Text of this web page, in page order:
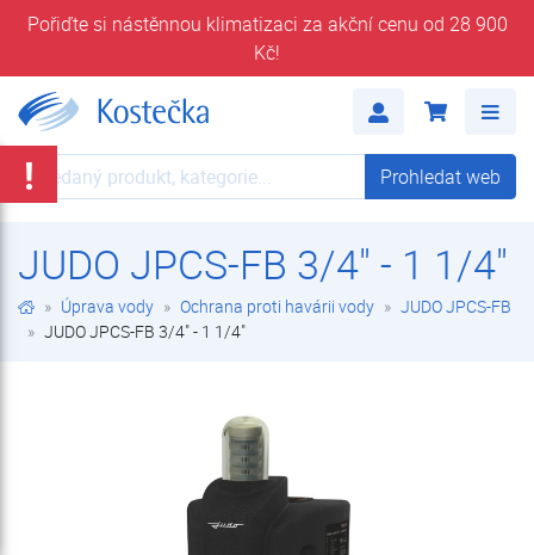
Pořiďte si nástěnnou klimatizaci za akční cenu od 28 900
Kč!
Prohledat web Prohledat web
JUDO JPCS-FB 3/4" - 1 1/4"
Úprava vody Ochrana proti havárii vody
JUDO JPCS-FB
JUDO JPCS-FB 3/4" - 1 1/4"
!